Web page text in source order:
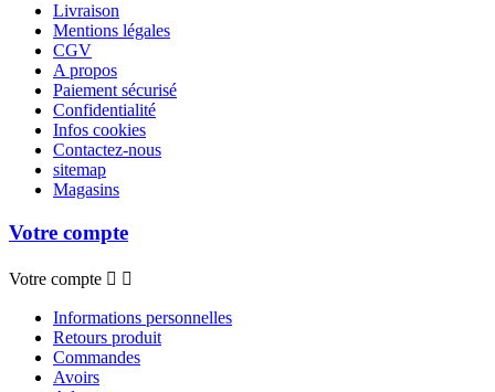
Livraison
Mentions légales
CGV
A propos
Paiement sécurisé
Confidentialité
Infos cookies
Contactez-nous
sitemap
Magasins
Votre compte
Votre compte  
Informations personnelles
Retours produit
Commandes
Avoirs